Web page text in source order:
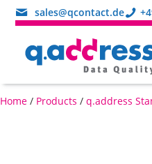
sales@qcontact.de
Home / Products / q.address